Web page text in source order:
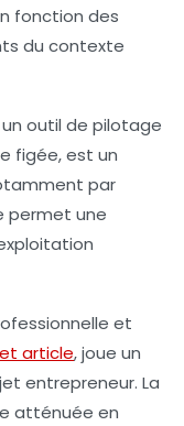
fonction des
du contexte
outil de pilotage
figée, est un
par
permet une
et
article, joue un
entrepreneur. La
atténuée en